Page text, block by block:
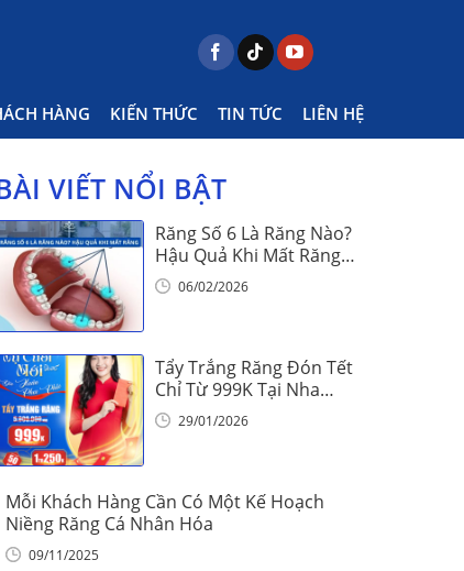
HÀNG KIẾN THỨC TIN TỨC LIÊN HỆ
GÌ? TỔNG HỢP NGÀY LỄ TRONG THÁNG 7
VIẾT NỔI BẬT
Răng Số 6 Là Răng Nào?
Hậu Quả Khi Mất Răng
Số 606/02/2026
Tẩy Trắng Răng Đón Tết
Chỉ Từ 999K Tại Nha
Khoa Vinalign
29/01/2026
Mỗi Khách Hàng Cần Có Một Kế Hoạch
Niềng Răng Cá Nhân Hóa
09/11/2025